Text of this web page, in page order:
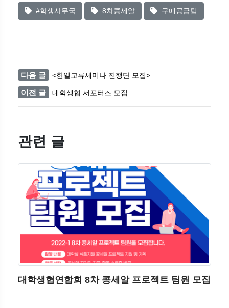
#학생사무국 8차콩세알 구매공급팀
다음 글 <한일교류세미나 진행단 모집>
이전 글 대학생협 서포터즈 모집
관련 글
대학생협연합회 8차 콩세알 프로젝트 팀원 모집